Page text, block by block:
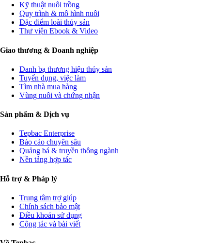
Kỹ thuật nuôi trồng
Quy trình & mô hình nuôi
Đặc điểm loài thủy sản
Thư viện Ebook & Video
Giao thương & Doanh nghiệp
Danh bạ thương hiệu thủy sản
Tuyển dụng, việc làm
Tìm nhà mua hàng
Vùng nuôi và chứng nhận
Sản phẩm & Dịch vụ
Tepbac Enterprise
Báo cáo chuyên sâu
Quảng bá & truyền thông ngành
Nền tảng hợp tác
Hỗ trợ & Pháp lý
Trung tâm trợ giúp
Chính sách bảo mật
Điều khoản sử dụng
Cộng tác và bài viết